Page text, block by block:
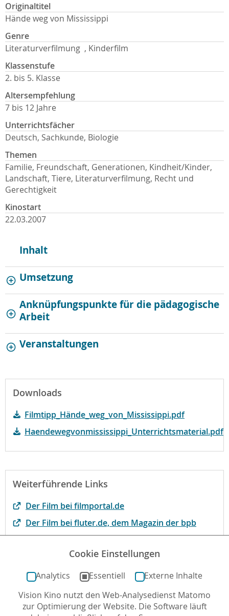
Originaltitel
Hände weg von Mississippi
Genre
Literaturverfilmung , Kinderfilm
Klassenstufe
2. bis 5. Klasse
Altersempfehlung
7 bis 12 Jahre
Unterrichtsfächer
Deutsch, Sachkunde, Biologie
Themen
Familie, Freundschaft, Generationen, Kindheit/Kinder,
Landschaft, Tiere, Literaturverfilmung, Recht und
Gerechtigkeit
Kinostart
22.03.2007
Inhalt
Umsetzung
Anknüpfungspunkte für die pädagogische
Arbeit
Veranstaltungen
Downloads
Filmtipp_Hände_weg_von_Mississippi.pdf
Haendewegvonmississippi_Unterrichtsmaterial.pdf
Weiterführende Links
Der Film bei filmportal.de
Der Film bei fluter.de, dem Magazin der bpb
FBW-Gutachten
Autor*in: Kathrin Bublys , 19.03.2007 , letzte
Aktualisierung: 24.04.2020
Cookie Einstellungen
Analytics Essentiell
Externe Inhalte
Vision Kino nutzt den Web-Analysedienst Matomo
zur Optimierung der Website. Die Software läuft